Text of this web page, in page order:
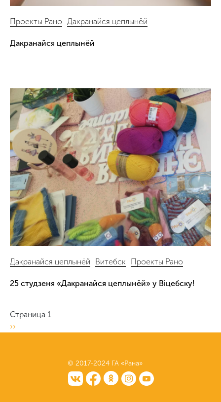
Проекты Рано Дакранайся цеплынёй
Дакранайся цеплынёй
Дакранайся цеплынёй Витебск Проекты Рано
25 студзеня «Дакранайся цеплынёй» у Віцебску!
Нумерация
страниц
Страница 1
Следующая
››
© 2017-2024 ГА «Рана»